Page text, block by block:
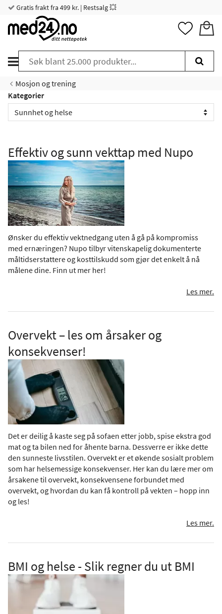
Gratis frakt fra 499 kr. | Restsalg 💥
Mosjon og trening
Kategorier
Effektiv og sunn vekttap med Nupo
Ønsker du effektiv vektnedgang uten å gå på kompromiss
med ernæringen? Nupo tilbyr vitenskapelig dokumenterte
måltidserstattere og kosttilskudd som gjør det enkelt å nå
målene dine. Finn ut mer her!
Les mer.
Overvekt – les om årsaker og
konsekvenser!
Det er deilig å kaste seg på sofaen etter jobb, spise ekstra god
mat og ta bilen ned for åhente barna. Dessverre er ikke dette
den sunneste livsstilen. Overvekt er et økende sosialt problem
som har helsemessige konsekvenser. Her kan du lære mer om
årsakene til overvekt, konsekvensene forbundet med
overvekt, og hvordan du kan få kontroll på vekten – hopp inn
og les!
Les mer.
BMI og helse - Slik regner du ut BMI